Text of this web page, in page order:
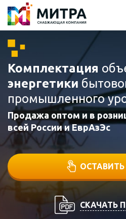
Комплектация
энергетики
промышленного
Продажа оптом и в
всей России и ЕврАзЭс
ОСТАВИТЬ
СКАЧАТЬ